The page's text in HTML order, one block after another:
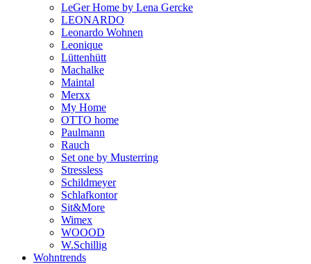
LeGer Home by Lena Gercke
LEONARDO
Leonardo Wohnen
Leonique
Lüttenhütt
Machalke
Maintal
Merxx
My Home
OTTO home
Paulmann
Rauch
Set one by Musterring
Stressless
Schildmeyer
Schlafkontor
Sit&More
Wimex
WOOOD
W.Schillig
Wohntrends